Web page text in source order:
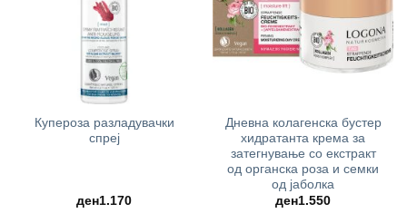
Купероза разладувачки
спреј
ден1.170
Дневна колагенска бустер
хидратанта крема за
затегнување со екстракт
од органска роза и семки
од јаболка
ден1.550